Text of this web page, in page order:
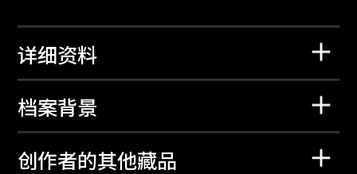
详细资料
档案背景
创作者的其他藏品